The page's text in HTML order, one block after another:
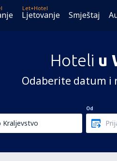
Let+Hotel
Ljetovanje Smještaj
Hoteli u
Odaberite datum i
Od